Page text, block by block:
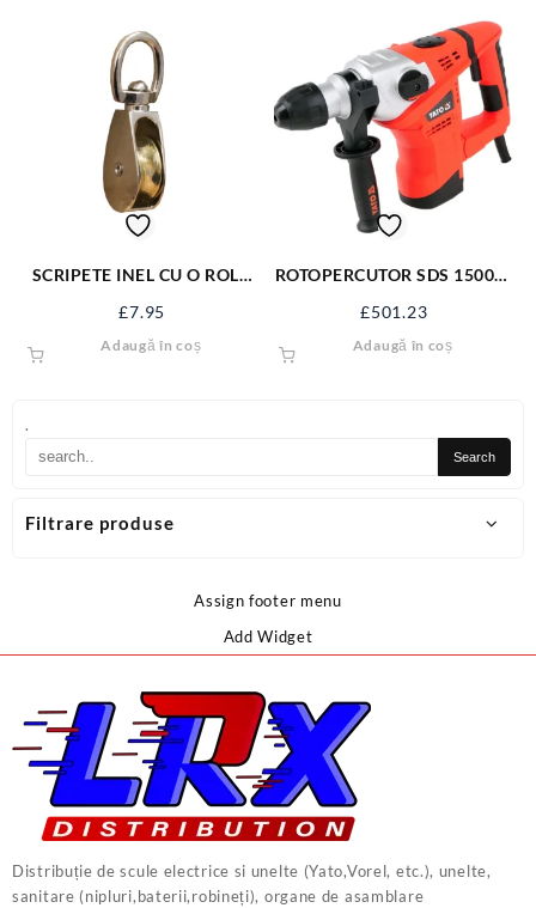
.
Filtrare produse
SCRIPETE INEL CU O ROLA
£7.95
Adaugă în coș
ROTOPERCUTOR SDS 1500W
£501.23
Adaugă în coș
Assign footer menu
Add Widget
Distribuție de scule electrice si unelte (Yato,Vorel, etc.), unelte,
sanitare (nipluri,baterii,robineți), organe de asamblare